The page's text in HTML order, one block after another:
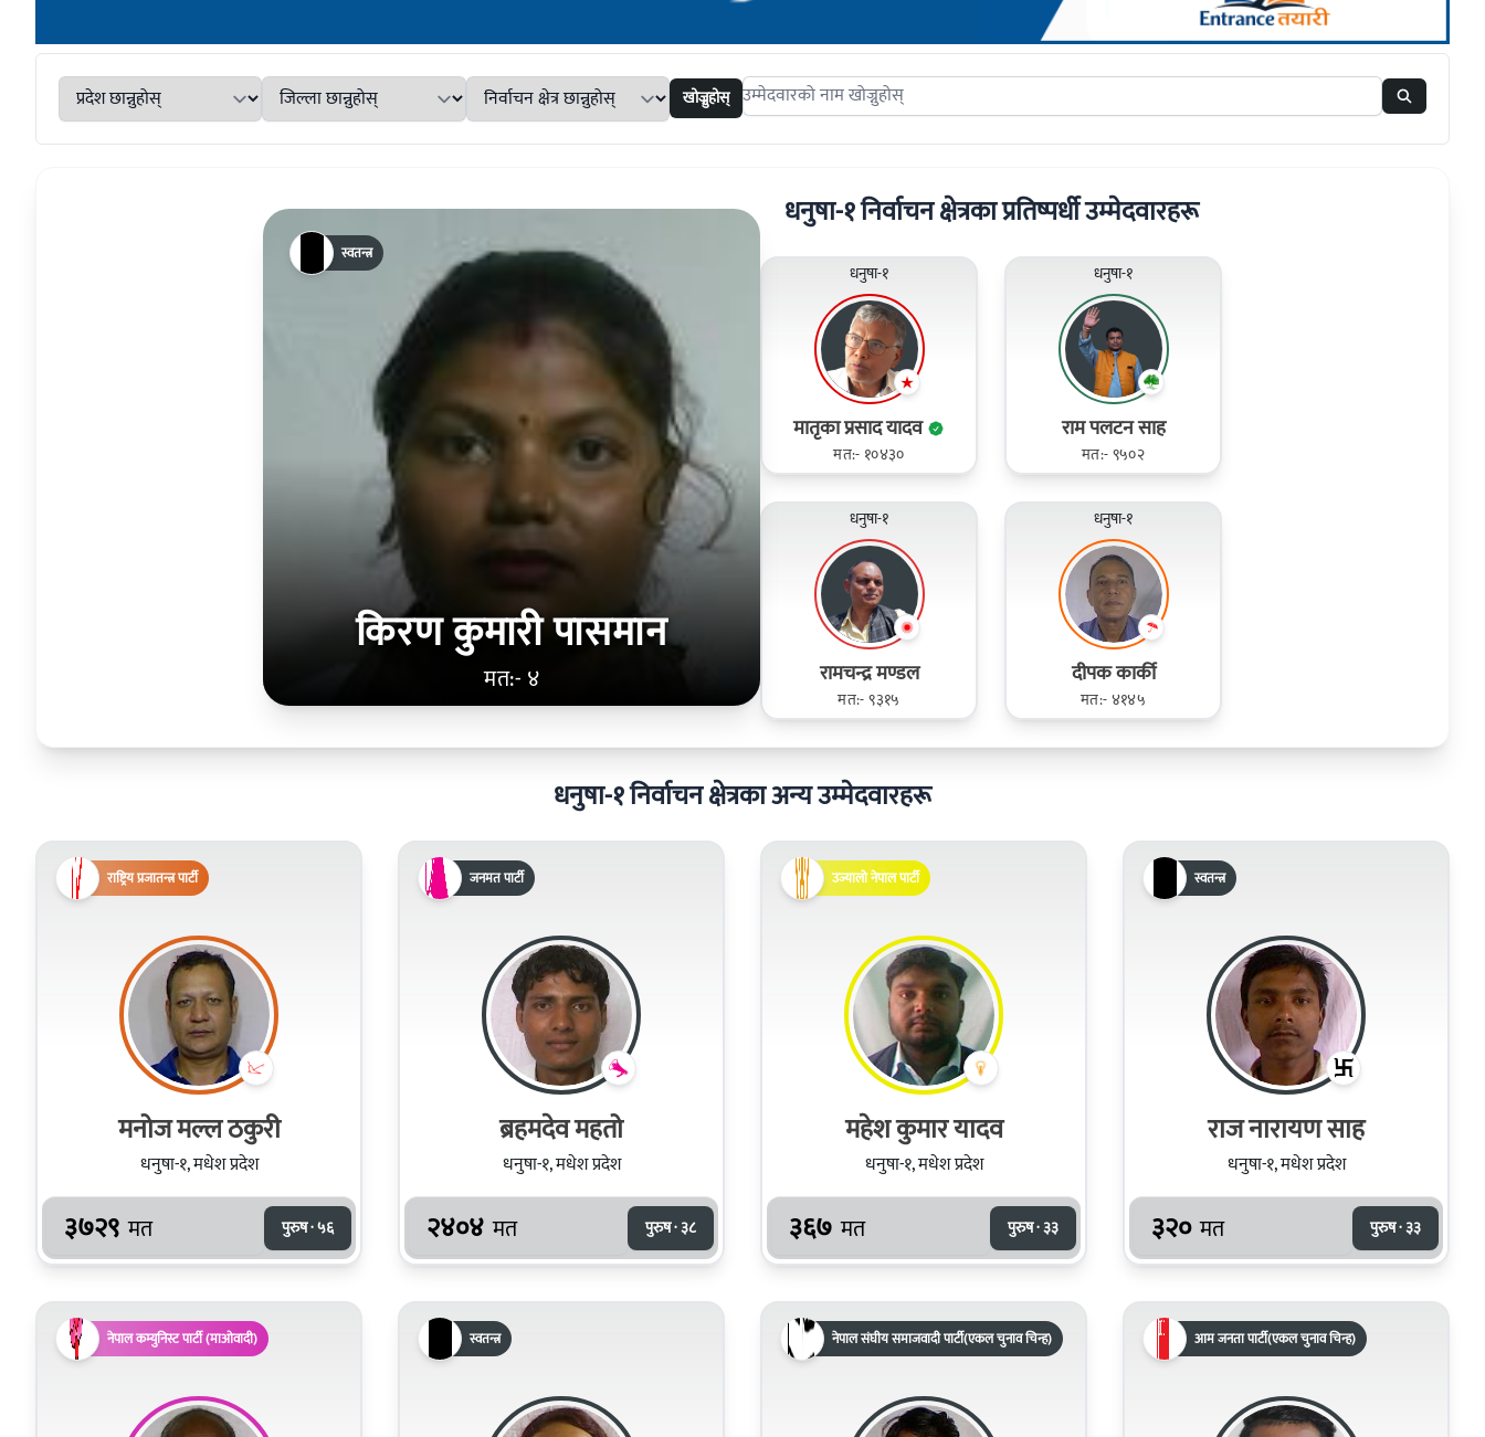
खोज्नुहोस् Search candidates
किरण कुमारी पासमान
मत:- ४
स्वतन्त्र
धनुषा-१ निर्वाचन क्षेत्रका प्रतिष्पर्धी उम्मेदवारहरू
धनुषा-१
मातृका प्रसाद यादव
मत:- १०४३०
धनुषा-१
राम पलटन साह
मत:- ९५०२
धनुषा-१
रामचन्द्र मण्डल
मत:- ९३१५
धनुषा-१
दीपक कार्की
मत:- ४१४५
धनुषा-१ निर्वाचन क्षेत्रका अन्य उम्मेदवारहरू
राष्ट्रिय प्रजातन्त्र पार्टी
मनोज मल्ल ठकुरी
धनुषा-१, मधेश प्रदेश
३७२९ मत पुरुष · ५६
जनमत पार्टी
ब्रहमदेव महतो
धनुषा-१, मधेश प्रदेश
२४०४ मत पुरुष · ३८
उज्यालो नेपाल पार्टी
महेश कुमार यादव
धनुषा-१, मधेश प्रदेश
३६७ मत पुरुष · ३३
स्वतन्त्र
राज नारायण साह
धनुषा-१, मधेश प्रदेश
३२० मत पुरुष · ३३
नेपाल कम्युनिस्ट पार्टी (माओवादी) स्वतन्त्र नेपाल संघीय समाजवादी पार्टी(एकल चुनाव चिन्ह) आम जनता पार्टी(एकल चुनाव चिन्ह)